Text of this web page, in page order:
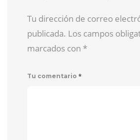
Tu dirección de correo
publicada. Los campos
marcados con *
Tu comentario *